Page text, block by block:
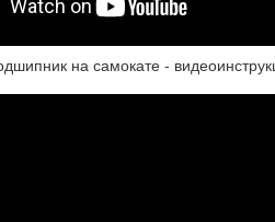
на самокате -